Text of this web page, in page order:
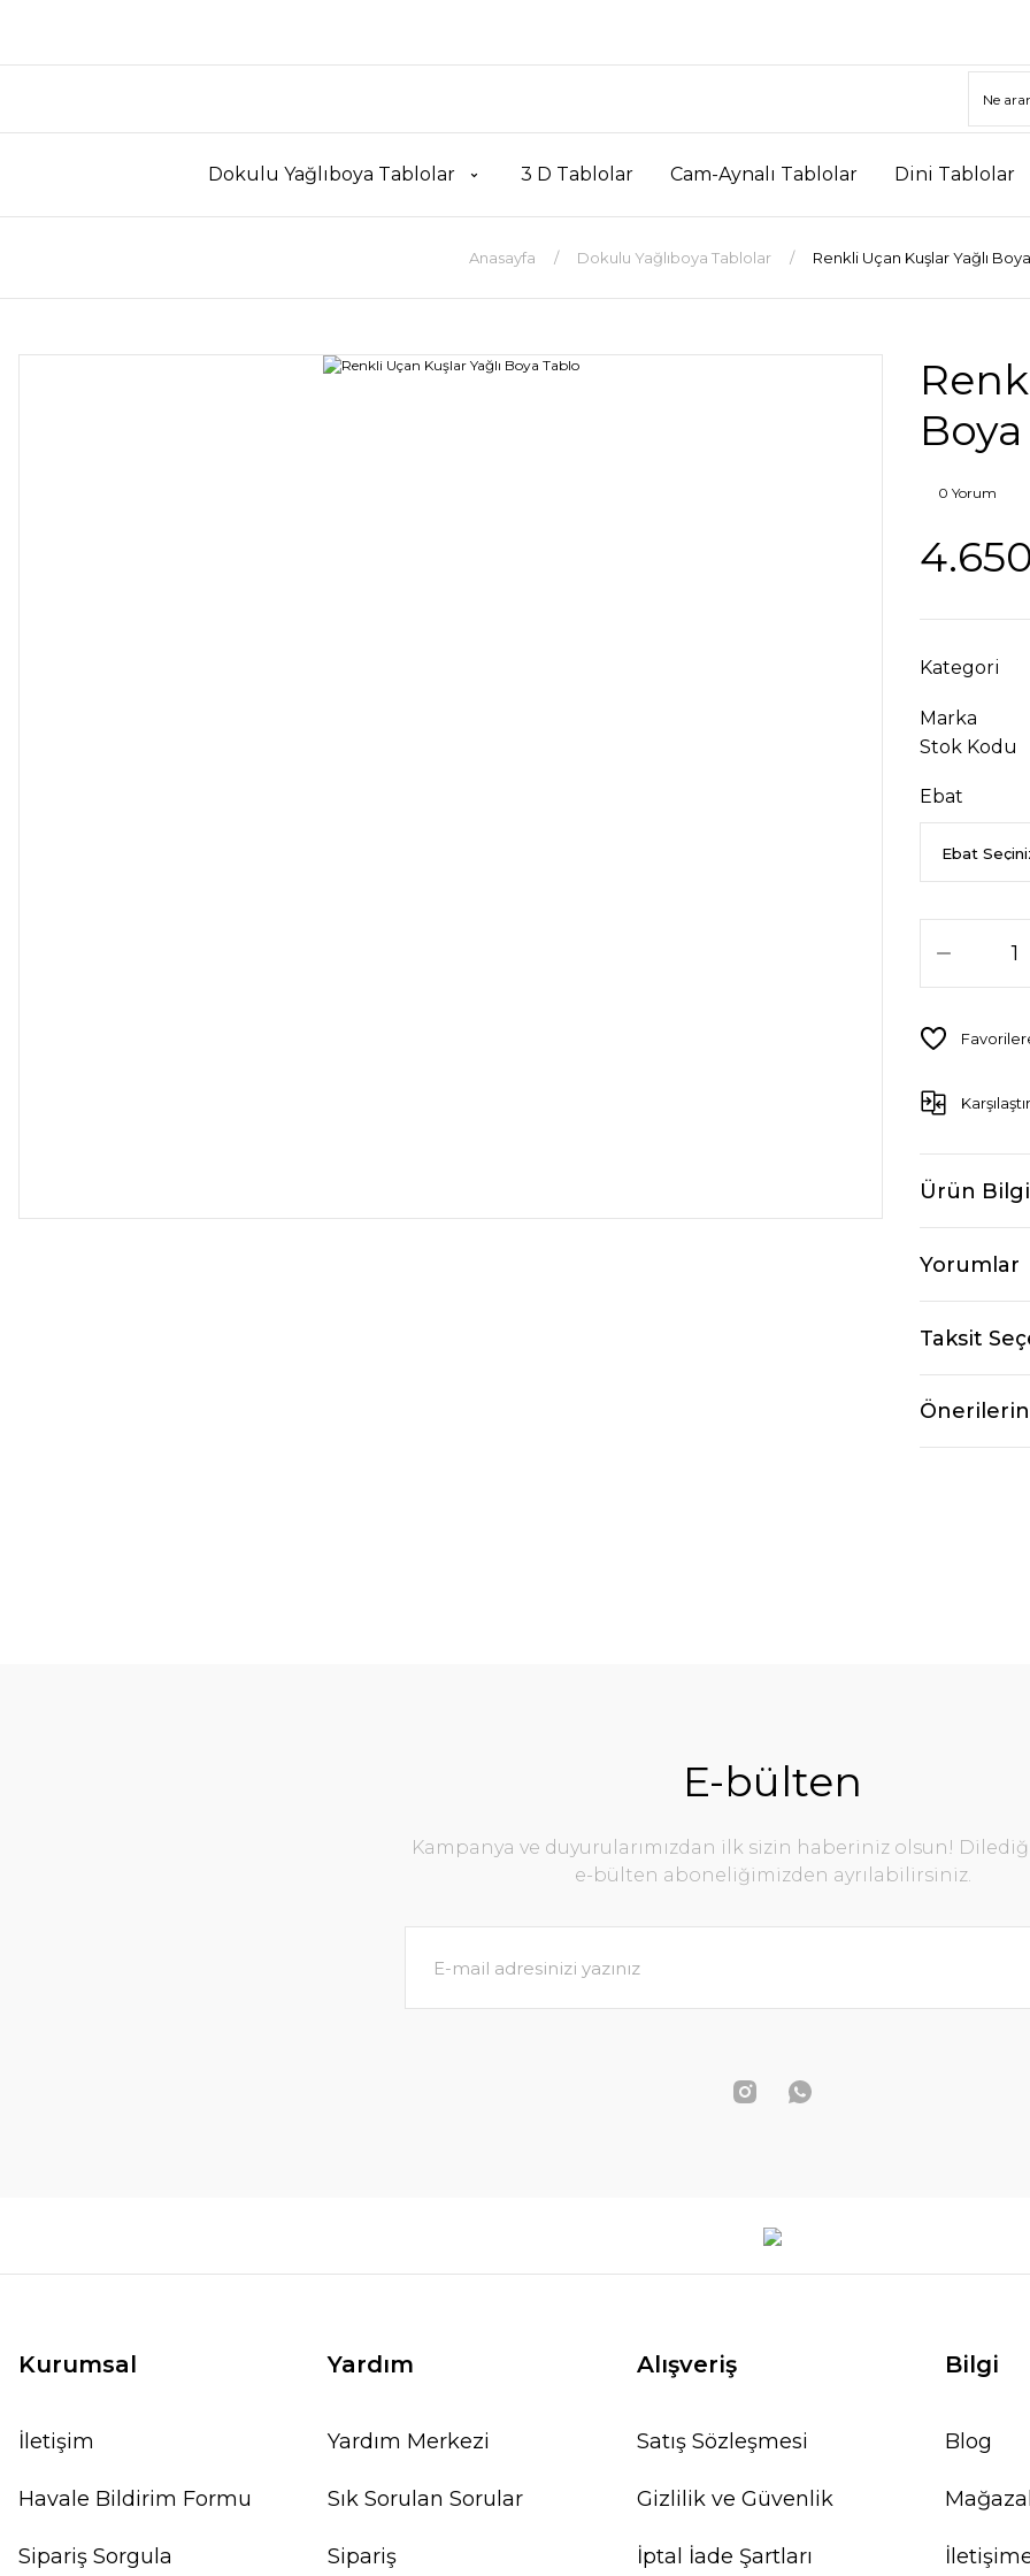
Dokulu Yağlıboya Tablolar 3 D Tablolar Cam-Aynalı Tablolar Dini Tablolar
Anasayfa Dokulu Yağlıboya Tablolar Renkli Uçan Kuşlar Yağlı
0 Yorum
Kategori
Marka
Stok Kodu
Ebat
Karşılaştır
Ürün
Yorumlar
Taksit
E-bülten
Kampanya ve duyurularımızdan ilk sizin haberiniz olsun!
e-bülten aboneliğimizden ayrılabilirsiniz.
Kurumsal
İletişim
Havale Bildirim Formu
Sipariş Sorgula
Yardım
Yardım Merkezi
Sık Sorulan Sorular
Sipariş
Alışveriş
Satış Sözleşmesi
Gizlilik ve Güvenlik
İptal İade Şartları
Bilgi
Blog